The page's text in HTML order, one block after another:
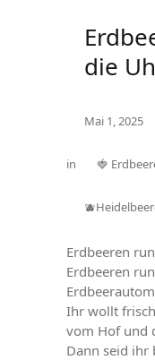
die
Mai 1, 2025
in 🍓
Erdbeeren
Erdbeeren
Ihr wollt
vom Hof und
Dann seid ihr